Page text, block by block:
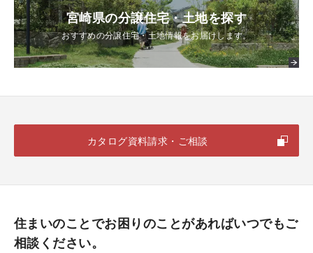
宮崎県の分譲住宅・土地を探す
おすすめの分譲住宅・土地情報をお届けします。
カタログ資料請求・ご相談
住まいのことでお困りのことがあればいつでもご
相談ください。